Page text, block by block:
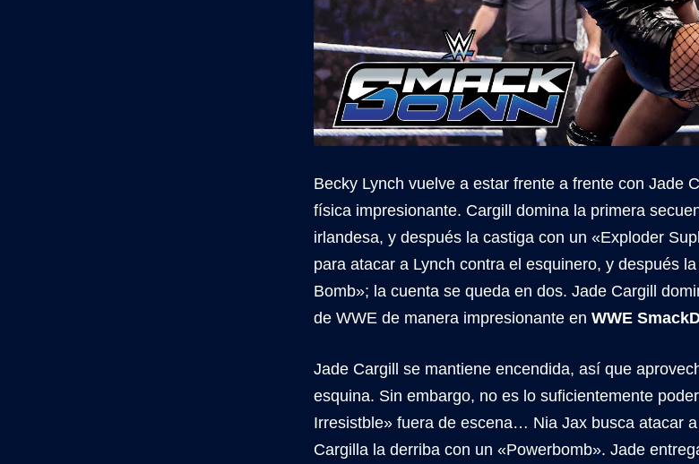
Becky Lynch vuelve a estar frente a frente con Jade
física impresionante. Cargill domina la primera
irlandesa, y después la castiga con un «Exploder
para atacar a Lynch contra el esquinero, y después
Bomb»; la cuenta se queda en dos. Jade Cargill
de WWE de manera impresionante en WWE
Jade Cargill se mantiene encendida, así que
esquina. Sin embargo, no es lo suficientemente
Irresistble» fuera de escena… Nia Jax busca atacar
Cargilla la derriba con un «Powerbomb». Jade